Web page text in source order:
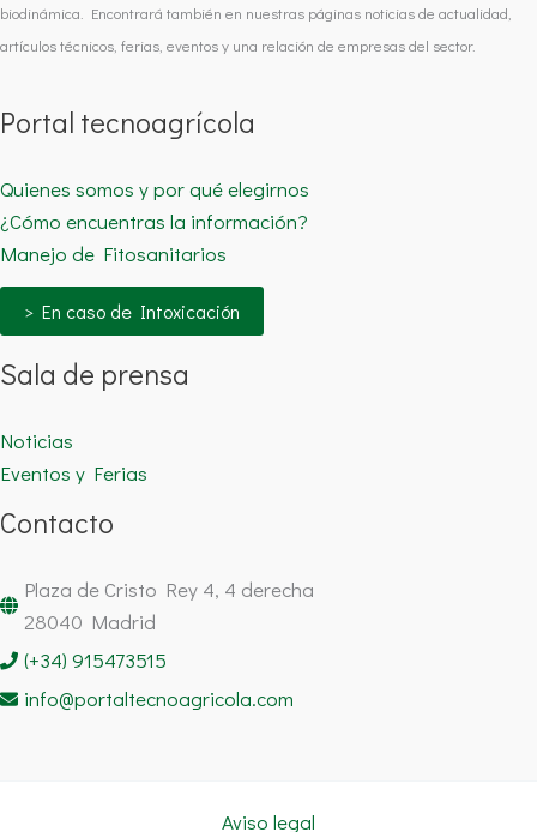
biodinámica. Encontrará también en nuestras páginas noticias de actualidad,
artículos técnicos, ferias, eventos y una relación de empresas del sector.
Portal tecnoagrícola
Quienes somos y por qué elegirnos
¿Cómo encuentras la información?
Manejo de Fitosanitarios
> En caso de Intoxicación
Sala de prensa
Noticias
Eventos y Ferias
Contacto
Plaza de Cristo Rey 4, 4 derecha
28040 Madrid
(+34) 915473515
info@portaltecnoagricola.com
Aviso legal